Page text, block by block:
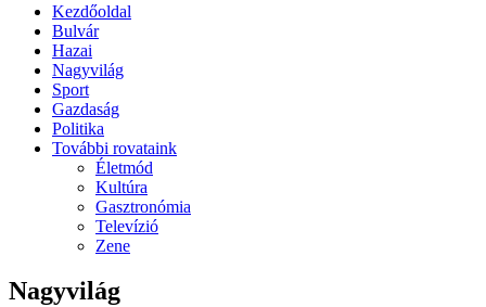
Kezdőoldal
Bulvár
Hazai
Nagyvilág
Sport
Gazdaság
Politika
További rovataink
Életmód
Kultúra
Gasztronómia
Televízió
Zene
Nagyvilág